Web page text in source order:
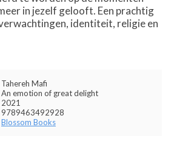
in jezelf gelooft. Een prachtig
identiteit, religie en
Tahereh Mafi
An emotion of great delight
2021
9789463492928
Blossom Books